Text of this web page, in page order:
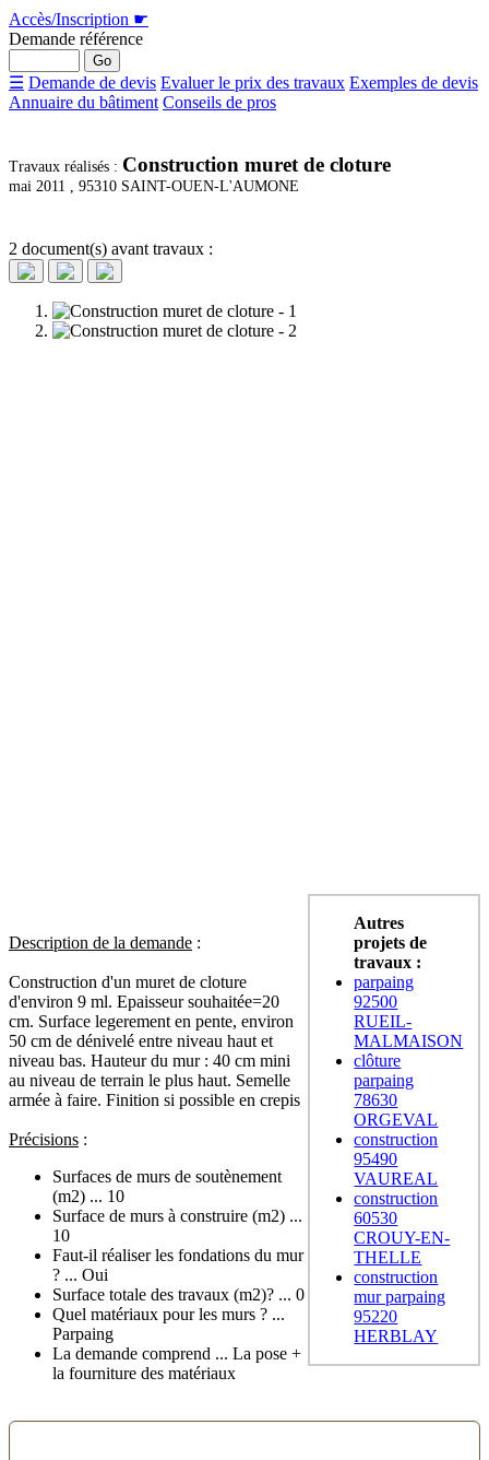
Accès/Inscription ☛
Demande référence
☰ Demande de devis Evaluer le prix des travaux Exemples de devis
Annuaire du bâtiment Conseils de pros
Travaux réalisés : Construction muret de cloture
mai 2011 , 95310 SAINT-OUEN-L'AUMONE
2 document(s) avant travaux :
Autres
projets de
travaux :
parpaing
92500
RUEIL-
MALMAISON
clôture
parpaing
78630
ORGEVAL
construction
95490
VAUREAL
construction
60530
CROUY-EN-
THELLE
construction
mur parpaing
95220
HERBLAY
Description de la demande :
Construction d'un muret de cloture
d'environ 9 ml. Epaisseur souhaitée=20
cm. Surface legerement en pente, environ
50 cm de dénivelé entre niveau haut et
niveau bas. Hauteur du mur : 40 cm mini
au niveau de terrain le plus haut. Semelle
armée à faire. Finition si possible en crepis
Précisions :
Surfaces de murs de soutènement
(m2) ... 10
Surface de murs à construire (m2) ...
10
Faut-il réaliser les fondations du mur
? ... Oui
Surface totale des travaux (m2)? ... 0
Quel matériaux pour les murs ? ...
Parpaing
La demande comprend ... La pose +
la fourniture des matériaux